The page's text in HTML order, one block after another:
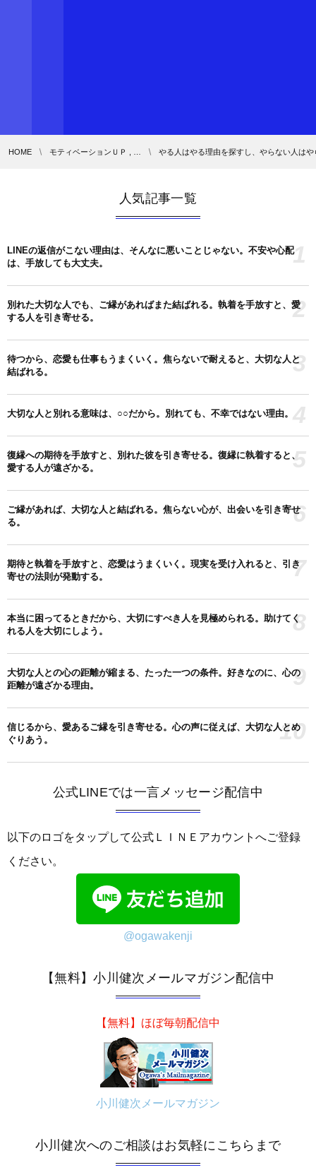
HOME モティベーションＵＰ , … やる人はやる理由を探すし、やらない人は
人気記事一覧
LINEの返信がこない理由は、そんなに悪いことじゃない。不安や心配
は、手放しても大丈夫。
1
別れた大切な人でも、ご縁があればまた結ばれる。執着を手放すと、愛
する人を引き寄せる。
2
待つから、恋愛も仕事もうまくいく。焦らないで耐えると、大切な人と
結ばれる。
3
大切な人と別れる意味は、○○だから。別れても、不幸ではない理由。 4
復縁への期待を手放すと、別れた彼を引き寄せる。復縁に執着すると、
愛する人が遠ざかる。
5
ご縁があれば、大切な人と結ばれる。焦らない心が、出会いを引き寄せ
る。
6
期待と執着を手放すと、恋愛はうまくいく。現実を受け入れると、引き
寄せの法則が発動する。
7
本当に困ってるときだから、大切にすべき人を見極められる。助けてく
れる人を大切にしよう。
8
大切な人との心の距離が縮まる、たった一つの条件。好きなのに、心の
距離が遠ざかる理由。
9
信じるから、愛あるご縁を引き寄せる。心の声に従えば、大切な人とめ
ぐりあう。
10
公式LINEでは一言メッセージ配信中
以下のロゴをタップして公式ＬＩＮＥアカウントへご登録
ください。
@ogawakenji
【無料】小川健次メールマガジン配信中
【無料】ほぼ毎朝配信中
小川健次メールマガジン
小川健次へのご相談はお気軽にこちらまで